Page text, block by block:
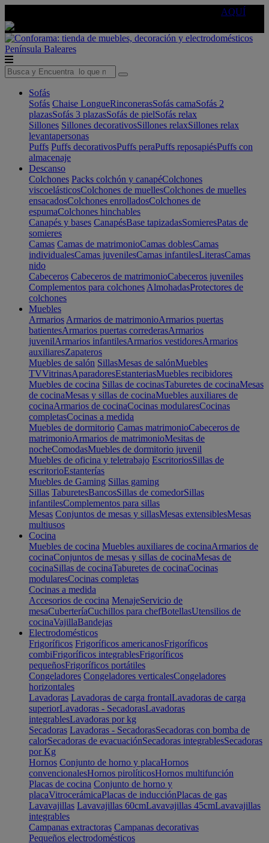
AQUÍ
Península Baleares
Sofás
Sofás Chaise LongueRinconerasSofás camaSofás 2
plazasSofás 3 plazasSofás de pielSofás relax
Sillones Sillones decorativosSillones relaxSillones relax
levantapersonas
Puffs Puffs decorativosPuffs peraPuffs reposapiésPuffs con
almacenaje
Descanso
Colchones Packs colchón y canapéColchones
viscoelásticosColchones de muellesColchones de muelles
ensacadosColchones enrolladosColchones de
espumaColchones hinchables
Canapés y bases CanapésBase tapizadasSomieresPatas de
somieres
Camas Camas de matrimonioCamas doblesCamas
individualesCamas juvenilesCamas infantilesLiterasCamas
nido
Cabeceros Cabeceros de matrimonioCabeceros juveniles
Complementos para colchones AlmohadasProtectores de
colchones
Muebles
Armarios Armarios de matrimonioArmarios puertas
batientesArmarios puertas correderasArmarios
juvenilArmarios infantilesArmarios vestidoresArmarios
auxiliaresZapateros
Muebles de salón SillasMesas de salónMuebles
TVVitrinasAparadoresEstanteriasMuebles recibidores
Muebles de cocina Sillas de cocinasTaburetes de cocinaMesas
de cocinaMesas y sillas de cocinaMuebles auxiliares de
cocinaArmarios de cocinaCocinas modularesCocinas
completasCocinas a medida
Muebles de dormitorio Camas matrimonioCabeceros de
matrimonioArmarios de matrimonioMesitas de
nocheComodasMuebles de dormitorio juvenil
Muebles de oficina y teletrabajo EscritoriosSillas de
escritorioEstanterías
Muebles de Gaming Sillas gaming
Sillas TaburetesBancosSillas de comedorSillas
infantilesComplementos para sillas
Mesas Conjuntos de mesas y sillasMesas extensiblesMesas
multiusos
Cocina
Muebles de cocina Muebles auxiliares de cocinaArmarios de
cocinaConjuntos de mesas y sillas de cocinaMesas de
cocinaSillas de cocinaTaburetes de cocinaCocinas
modularesCocinas completas
Cocinas a medida
Accesorios de cocina MenajeServicio de
mesaCuberteríaCuchillos para chefBotellasUtensilios de
cocinaVajillaBandejas
Electrodomésticos
Frigoríficos Frigoríficos americanosFrigoríficos
combiFrigoríficos integrablesFrigoríficos
pequeñosFrigoríficos portátiles
Congeladores Congeladores verticalesCongeladores
horizontales
Lavadoras Lavadoras de carga frontalLavadoras de carga
superiorLavadoras - SecadorasLavadoras
integrablesLavadoras por kg
Secadoras Lavadoras - SecadorasSecadoras con bomba de
calorSecadoras de evacuaciónSecadoras integrablesSecadoras
por Kg
Hornos Conjunto de horno y placaHornos
convencionalesHornos pirolíticosHornos multifunción
Placas de cocina Conjunto de horno y
placaVitrocerámicaPlacas de inducciónPlacas de gas
Lavavajillas Lavavajillas 60cmLavavajillas 45cmLavavajillas
integrables
Campanas extractoras Campanas decorativas
Pequeños electrodomésticos